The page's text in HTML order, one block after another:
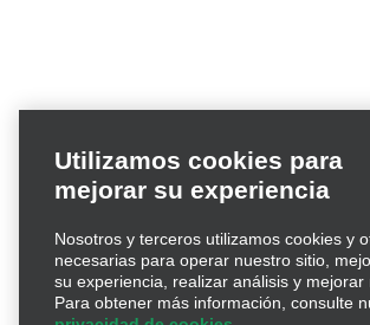
Utilizamos cookies para
mejorar su experiencia
necesarias para operar nuestro sitio,
su experiencia, realizar análisis y mejorar
Para obtener más información, consulte
privacidad de cookies.